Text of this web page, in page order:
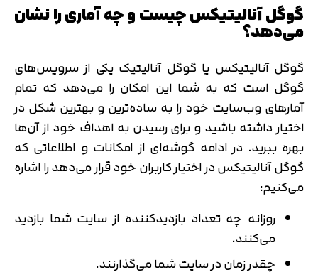
گوگل آنالیتیکس چیست و چه آماری را نشان
می‌دهد؟
گوگل آنالیتیکس یا گوگل آنالیتیک یکی از سرویس‌های
گوگل است که به شما این امکان را می‌دهد که تمام
آمارهای وب‌سایت خود را به ساده‌ترین و بهترین شکل در
اختیار داشته باشید و برای رسیدن به اهداف خود از آن‌ها
بهره ببرید. در ادامه گوشه‌ای از امکانات و اطلاعاتی که
گوگل آنالیتیکس در اختیار کاربران خود قرار می‌دهد را اشاره
می‌کنیم:
روزانه چه تعداد بازدیدکننده از سایت شما بازدید
می‌کنند.
چقدر زمان در سایت شما می‌گذارنند.